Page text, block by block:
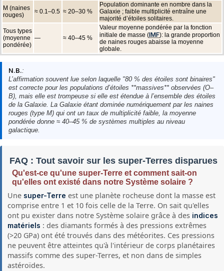
M (naines
rouges)
≈ 0.1–0.5 ≈ 20–30 %
Population dominante en nombre dans la
Galaxie ; faible multiplicité entraîne une
majorité d’étoiles solitaires.
Tous types
(moyenne
pondérée)
— ≈ 40–45 %
Valeur moyenne pondérée par la fonction
initiale de masse (IMF): la grande proportion
de naines rouges abaisse la moyenne
globale.
N.B.:
L’affirmation souvent lue selon laquelle "80 % des étoiles sont binaires"
est correcte pour les populations d’étoiles **massives** observées (O–
B), mais elle est trompeuse si elle est étendue à l’ensemble des étoiles
de la Galaxie. La Galaxie étant dominée numériquement par les naines
rouges (type M) qui ont un taux de multiplicité faible, la moyenne
pondérée donne ≈ 40–45 % de systèmes multiples au niveau
galactique.
FAQ : Tout savoir sur les super-Terres disparues
Qu'est-ce qu'une super-Terre et comment sait-on
qu'elles ont existé dans notre Système solaire ?
Une super-Terre est une planète rocheuse dont la masse est
comprise entre 1 et 10 fois celle de la Terre. On sait qu'elles
ont pu exister dans notre Système solaire grâce à des indices
matériels : des diamants formés à des pressions extrêmes
(>20 GPa) ont été trouvés dans des météorites. Ces pressions
ne peuvent être atteintes qu'à l'intérieur de corps planétaires
massifs comme des super-Terres, et non dans de simples
astéroïdes.